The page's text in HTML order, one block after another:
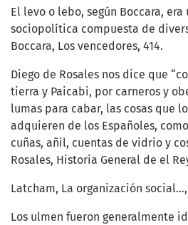
El levo o lebo, según Boccara, era
sociopolítica compuesta de
Boccara, Los vencedores, 414.
Diego de Rosales nos dice que
tierra y Paicabi, por carneros y
lumas para cabar, las cosas que
adquieren de los Españoles,
cuñas, añil, cuentas de vidrio y
Rosales, Historia General de el
Latcham, La organización social…,
Los ulmen fueron generalmente